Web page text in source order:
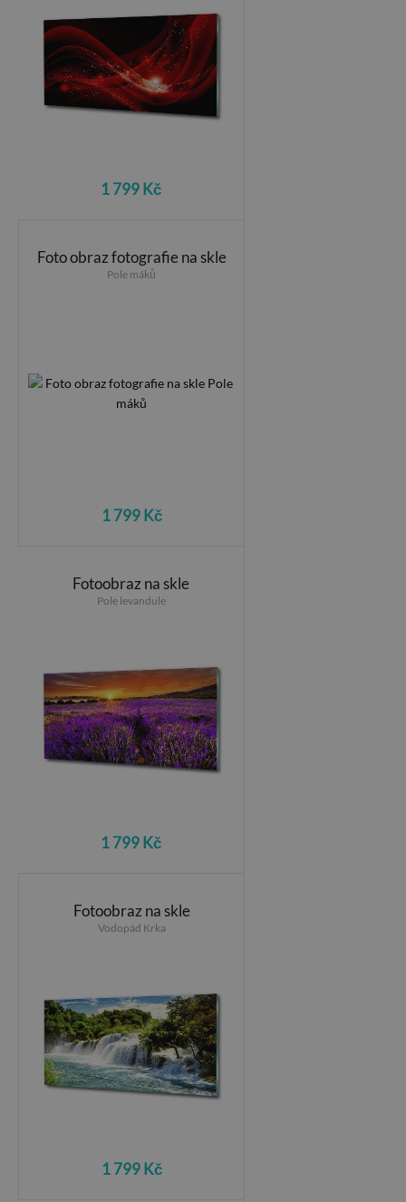
1 799 Kč
Foto obraz fotografie na skle
Pole máků
1 799 Kč
Fotoobraz na skle
Pole levandule
1 799 Kč
Fotoobraz na skle
Vodopád Krka
1 799 Kč